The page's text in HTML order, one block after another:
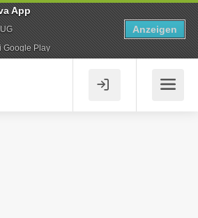
App
Google Play
Anzeigen